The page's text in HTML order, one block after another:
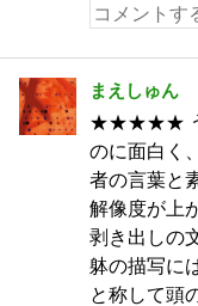
まえしゅん
★★★★★ う
のに面白く
者の言葉と
解像度が上
剥き出しの
躰の描写に
と称して頭